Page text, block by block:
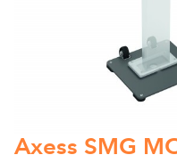
Axess SMG